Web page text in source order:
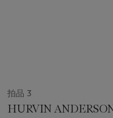
拍品 3
HURVIN